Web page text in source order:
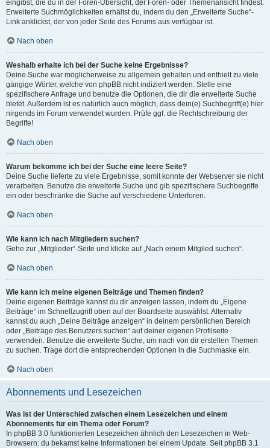
eingibst, die du in der Foren-Übersicht, der Foren- oder Themenansicht findest.
Erweiterte Suchmöglichkeiten erhältst du, indem du den „Erweiterte Suche“-
Link anklickst, der von jeder Seite des Forums aus verfügbar ist.
Nach oben
Weshalb erhalte ich bei der Suche keine Ergebnisse?
Deine Suche war möglicherweise zu allgemein gehalten und enthielt zu viele
gängige Wörter, welche von phpBB nicht indiziert werden. Stelle eine
spezifischere Anfrage und benutze die Optionen, die dir die erweiterte Suche
bietet. Außerdem ist es natürlich auch möglich, dass dein(e) Suchbegriff(e) hier
nirgends im Forum verwendet wurden. Prüfe ggf. die Rechtschreibung der
Begriffe!
Nach oben
Warum bekomme ich bei der Suche eine leere Seite?
Deine Suche lieferte zu viele Ergebnisse, somit konnte der Webserver sie nicht
verarbeiten. Benutze die erweiterte Suche und gib spezifischere Suchbegriffe
ein oder beschränke die Suche auf verschiedene Unterforen.
Nach oben
Wie kann ich nach Mitgliedern suchen?
Gehe zur „Mitglieder“-Seite und klicke auf „Nach einem Mitglied suchen“.
Nach oben
Wie kann ich meine eigenen Beiträge und Themen finden?
Deine eigenen Beiträge kannst du dir anzeigen lassen, indem du „Eigene
Beiträge“ im Schnellzugriff oben auf der Boardseite auswählst. Alternativ
kannst du auch „Deine Beiträge anzeigen“ in deinem persönlichen Bereich
oder „Beiträge des Benutzers suchen“ auf deiner eigenen Profilseite
verwenden. Benutze die erweiterte Suche, um nach von dir erstellen Themen
zu suchen. Trage dort die entsprechenden Optionen in die Suchmaske ein.
Nach oben
Abonnements und Lesezeichen
Was ist der Unterschied zwischen einem Lesezeichen und einem
Abonnements für ein Thema oder Forum?
In phpBB 3.0 funktionierten Lesezeichen ähnlich den Lesezeichen in Web-
Browsern: du bekamst keine Informationen bei einem Update. Seit phpBB 3.1